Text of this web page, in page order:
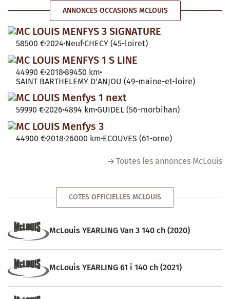
ANNONCES OCCASIONS MCLOUIS
MC LOUIS MENFYS 3 SIGNATURE
58500 €2024 Neuf CHECY (45-loiret)
MC LOUIS MENFYS 1 S LINE
44990 €2018 89450 km
SAINT BARTHELEMY D'ANJOU (49-maine-et-loire)
MC LOUIS Menfys 1 next
59990 €2026 4894 km GUIDEL (56-morbihan)
MC LOUIS Menfys 3
44900 €2018 26000 km ECOUVES (61-orne)
Toutes les annonces McLouis
COTES OFFICIELLES MCLOUIS
McLouis YEARLING Van 3 140 ch (2020)
McLouis YEARLING 61 i 140 ch (2021)